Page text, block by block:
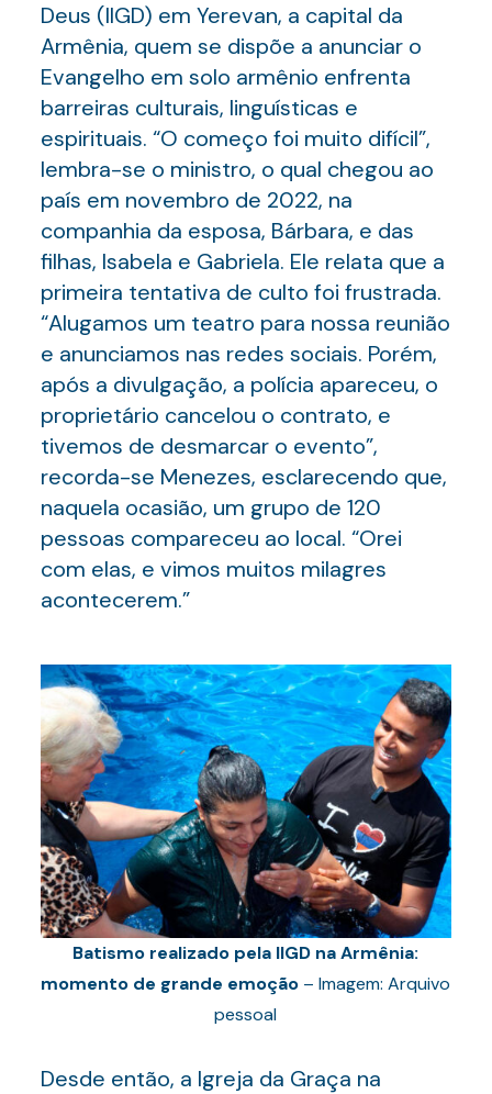
Deus (IIGD) em Yerevan, a capital da
Armênia, quem se dispõe a anunciar o
Evangelho em solo armênio enfrenta
barreiras culturais, linguísticas e
espirituais. “O começo foi muito difícil”,
lembra-se o ministro, o qual chegou ao
país em novembro de 2022, na
companhia da esposa, Bárbara, e das
filhas, Isabela e Gabriela. Ele relata que a
primeira tentativa de culto foi frustrada.
“Alugamos um teatro para nossa reunião
e anunciamos nas redes sociais. Porém,
após a divulgação, a polícia apareceu, o
proprietário cancelou o contrato, e
tivemos de desmarcar o evento”,
recorda-se Menezes, esclarecendo que,
naquela ocasião, um grupo de 120
pessoas compareceu ao local. “Orei
com elas, e vimos muitos milagres
acontecerem.”
Batismo realizado pela IIGD na Armênia:
momento de grande emoção – Imagem: Arquivo
pessoal
Desde então, a Igreja da Graça na